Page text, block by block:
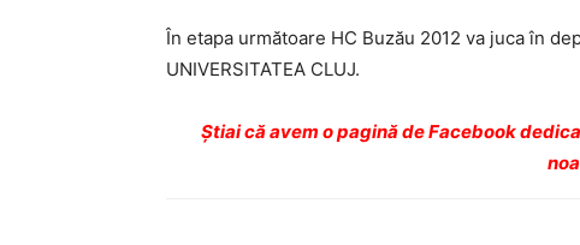
În etapa următoare HC Buzău 2012 va juca în
UNIVERSITATEA CLUJ.
Ştiai că avem o pagină de Facebook